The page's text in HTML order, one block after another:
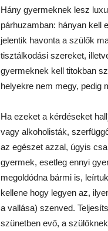
Hány gyermeknek lesz
párhuzamban: hányan kell
jelentik havonta a szülők
tisztálkodási szereket,
gyermeknek kell titokban
helyekre nem megy, pedig
Ha ezeket a kérdéseket
vagy alkoholisták,
az egészet azzal, úgyis
gyermek, esetleg ennyi
megoldódna bármi is,
kellene hogy legyen az,
a vallása) szenved.
szünetben evő, a